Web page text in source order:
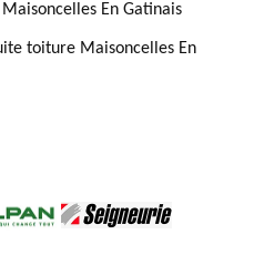
En Gatinais
toiture Maisoncelles En